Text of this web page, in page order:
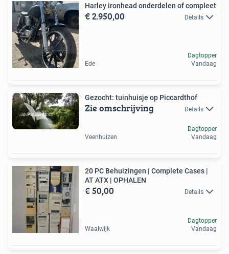
Harley ironhead onderdelen of compleet
€ 2.950,00 Details
Ede
Dagtopper
Vandaag
Gezocht: tuinhuisje op Piccardthof
Zie omschrijving Details
Veenhuizen
Dagtopper
Vandaag
20 PC Behuizingen | Complete Cases |
AT ATX | OPHALEN
€ 50,00 Details
Waalwijk
Dagtopper
Vandaag